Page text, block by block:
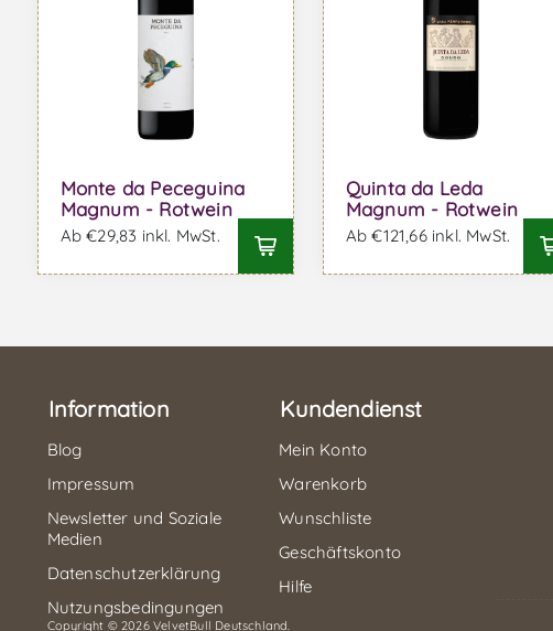
Monte da Peceguina
Magnum - Rotwein
Ab €29,83 inkl. MwSt.
Quinta da Leda
Magnum - Rotwein
Ab €121,66 inkl. MwSt.
Information
Blog
Impressum
Newsletter und Soziale
Medien
Datenschutzerklärung
Nutzungsbedingungen
Kundendienst
Mein Konto
Warenkorb
Wunschliste
Geschäftskonto
Hilfe
Copyright © 2026 VelvetBull Deutschland.